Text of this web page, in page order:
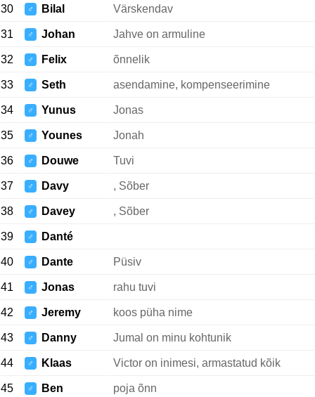
30 ♂ Bilal Värskendav
31 ♂ Johan Jahve on armuline
32 ♂ Felix õnnelik
33 ♂ Seth asendamine, kompenseerimine
34 ♂ Yunus Jonas
35 ♂ Younes Jonah
36 ♂ Douwe Tuvi
37 ♂ Davy , Sõber
38 ♂ Davey , Sõber
39 ♂ Danté
40 ♂ Dante Püsiv
41 ♂ Jonas rahu tuvi
42 ♂ Jeremy koos püha nime
43 ♂ Danny Jumal on minu kohtunik
44 ♂ Klaas Victor on inimesi, armastatud kõik
45 ♂ Ben poja õnn